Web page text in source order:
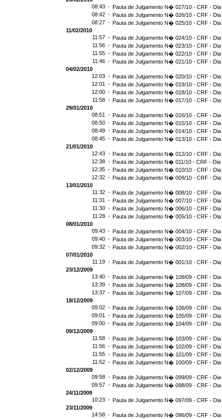
08:43 - Pauta de Julgamento N� 027/10 - CRF - Dia
08:42 - Pauta de Julgamento N� 026/10 - CRF - Dia
08:27 - Pauta de Julgamento N� 025/10 - CRF - Dia
11/02/2010
11:57 - Pauta de Julgamento N� 024/10 - CRF - Dia
11:56 - Pauta de Julgamento N� 023/10 - CRF - Dia
11:55 - Pauta de Julgamento N� 022/10 - CRF - Dia
11:46 - Pauta de Julgamento N� 021/10 - CRF - Dia
04/02/2010
12:03 - Pauta de Julgamento N� 020/10 - CRF - Dia
12:01 - Pauta de Julgamento N� 019/10 - CRF - Dia
12:00 - Pauta de Julgamento N� 018/10 - CRF - Dia
11:58 - Pauta de Julgamento N� 017/10 - CRF - Dia
29/01/2010
08:51 - Pauta de Julgamento N� 016/10 - CRF - Dia
08:50 - Pauta de Julgamento N� 015/10 - CRF - Dia
08:49 - Pauta de Julgamento N� 014/10 - CRF - Dia
08:45 - Pauta de Julgamento N� 013/10 - CRF - Dia
21/01/2010
12:43 - Pauta de Julgamento N� 012/10 - CRF - Dia
12:38 - Pauta de Julgamento N� 011/10 - CRF - Dia
12:35 - Pauta de Julgamento N� 010/10 - CRF - Dia
12:32 - Pauta de Julgamento N� 009/10 - CRF - Dia
13/01/2010
11:32 - Pauta de Julgamento N� 008/10 - CRF - Dia
11:31 - Pauta de Julgamento N� 007/10 - CRF - Dia
11:30 - Pauta de Julgamento N� 006/10 - CRF - Dia
11:28 - Pauta de Julgamento N� 005/10 - CRF - Dia
08/01/2010
09:43 - Pauta de Julgamento N� 004/10 - CRF - Dia
09:40 - Pauta de Julgamento N� 003/10 - CRF - Dia
09:32 - Pauta de Julgamento N� 002/10 - CRF - Dia
07/01/2010
11:19 - Pauta de Julgamento N� 001/10 - CRF - Dia
23/12/2009
13:40 - Pauta de Julgamento N� 109/09 - CRF - Dia
13:39 - Pauta de Julgamento N� 108/09 - CRF - Dia
13:37 - Pauta de Julgamento N� 107/09 - CRF - Dia
18/12/2009
09:02 - Pauta de Julgamento N� 106/09 - CRF - Dia
09:01 - Pauta de Julgamento N� 105/09 - CRF - Dia
09:00 - Pauta de Julgamento N� 104/09 - CRF - Dia
09/12/2009
11:58 - Pauta de Julgamento N� 103/09 - CRF - Dia
11:56 - Pauta de Julgamento N� 102/09 - CRF - Dia
11:55 - Pauta de Julgamento N� 101/09 - CRF - Dia
11:52 - Pauta de Julgamento N� 100/09 - CRF - Dia
02/12/2009
09:58 - Pauta de Julgamento N� 099/09 - CRF - Dia
09:57 - Pauta de Julgamento N� 098/09 - CRF - Dia
24/11/2009
10:23 - Pauta de Julgamento N� 097/09 - CRF - Dia
23/11/2009
14:58 - Pauta de Julgamento N� 096/09 - CRF - Dia